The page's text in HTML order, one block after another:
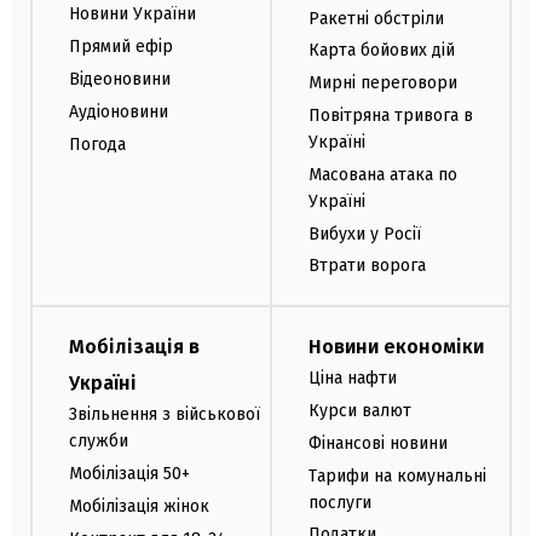
Новини України
Прямий ефір
Відеоновини
Аудіоновини
Погода
Ракетні обстріли
Карта бойових дій
Мирні переговори
Повітряна тривога в
Україні
Масована атака по
Україні
Вибухи у Росії
Втрати ворога
Мобілізація в
Україні
Звільнення з військової
служби
Мобілізація 50+
Мобілізація жінок
Новини економіки
Ціна нафти
Курси валют
Фінансові новини
Тарифи на комунальні
послуги